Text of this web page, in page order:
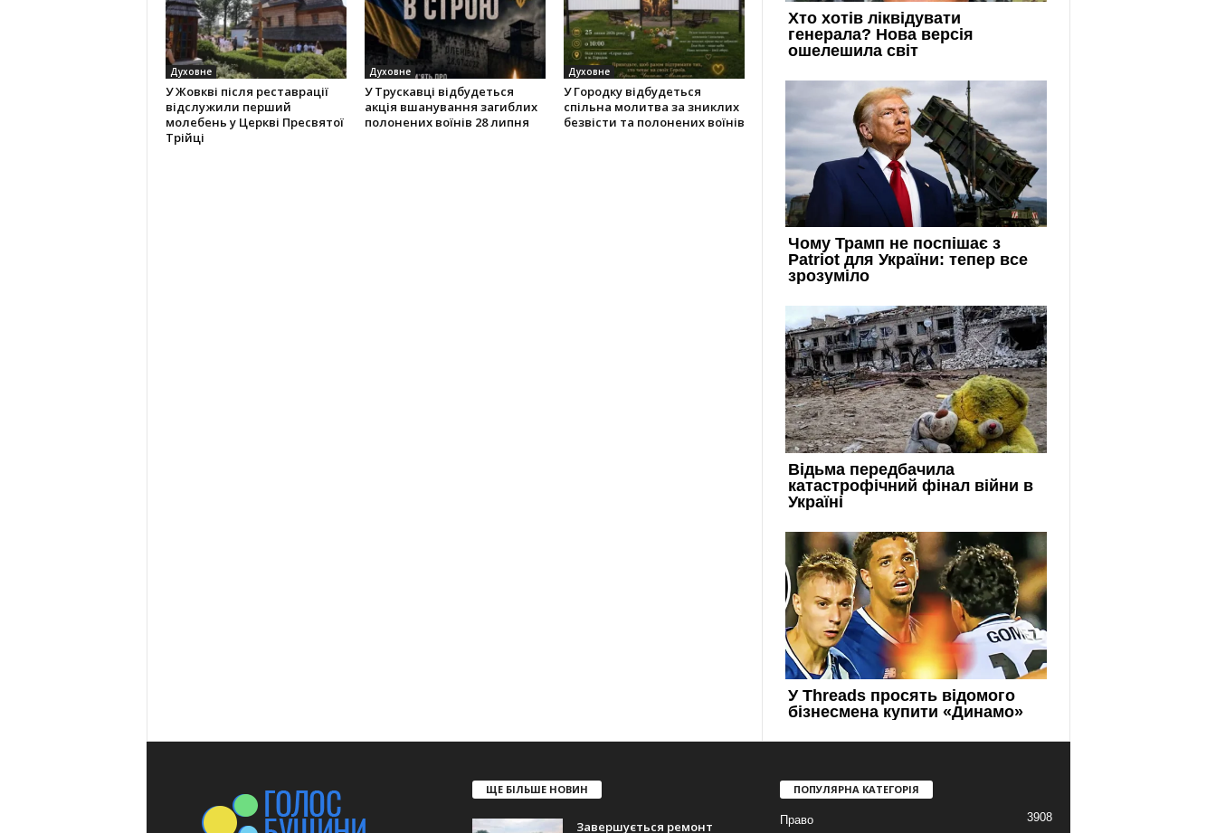
Духовне
У Жовкві після реставрації
відслужили перший
молебень у Церкві Пресвятої
Трійці
Духовне
У Трускавці відбудеться
акція вшанування загиблих
полонених воїнів 28 липня
Духовне
У Городку відбудеться
спільна молитва за зниклих
безвісти та полонених воїнів
ЩЕ БІЛЬШЕ НОВИН
Завершується ремонт
ПОПУЛЯРНА КАТЕГОРІЯ
Право 3908